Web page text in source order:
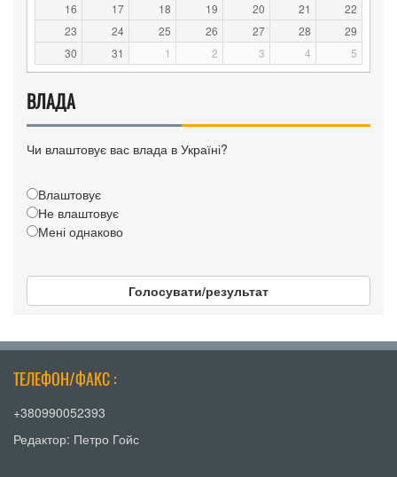
16
17 18 19 20 21
22
23
24 25 26 27 28
29
30
31 1 2 3 4 5
ВЛАДА
Чи влаштовує вас влада в Україні?
Влаштовує
Не влаштовує
Мені однаково
Голосувати/результат
ТЕЛЕФОН/ФАКС :
+380990052393
Редактор: Петро Гойс